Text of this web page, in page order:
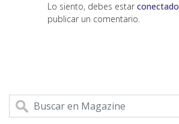
Lo siento, debes estar conectado
publicar un comentario.